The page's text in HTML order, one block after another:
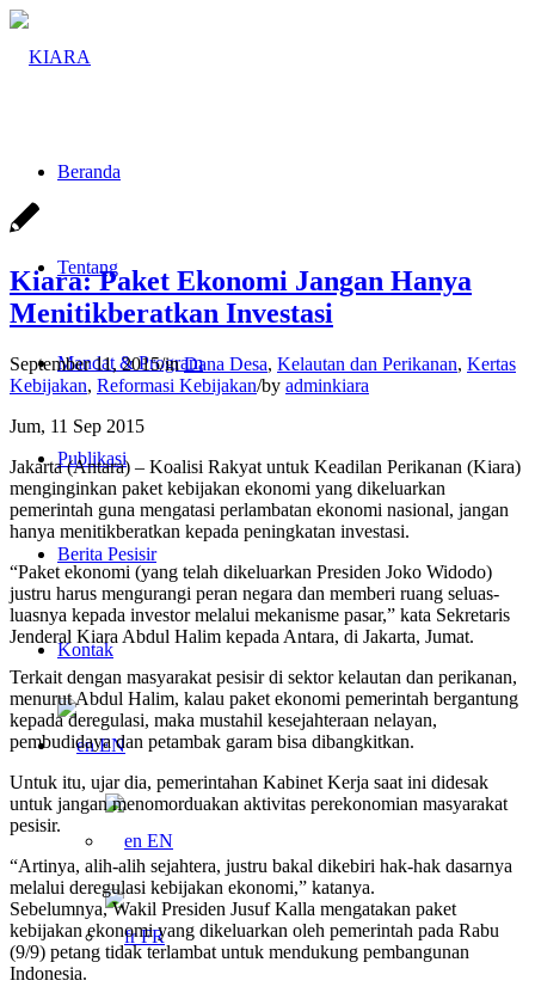
Beranda
Tentang
Mandat & Program
Publikasi
Berita Pesisir
Kontak
EN
EN
FR
Kiara: Paket Ekonomi Jangan Hanya
Menitikberatkan Investasi
September 11, 2015/inDana Desa, Kelautan dan Perikanan, Kertas
Kebijakan, Reformasi Kebijakan/by adminkiara
Jum, 11 Sep 2015
Jakarta (Antara) – Koalisi Rakyat untuk Keadilan Perikanan (Kiara)
menginginkan paket kebijakan ekonomi yang dikeluarkan
pemerintah guna mengatasi perlambatan ekonomi nasional, jangan
hanya menitikberatkan kepada peningkatan investasi.
“Paket ekonomi (yang telah dikeluarkan Presiden Joko Widodo)
justru harus mengurangi peran negara dan memberi ruang seluas-
luasnya kepada investor melalui mekanisme pasar,” kata Sekretaris
Jenderal Kiara Abdul Halim kepada Antara, di Jakarta, Jumat.
Terkait dengan masyarakat pesisir di sektor kelautan dan perikanan,
menurut Abdul Halim, kalau paket ekonomi pemerintah bergantung
kepada deregulasi, maka mustahil kesejahteraan nelayan,
pembudidaya dan petambak garam bisa dibangkitkan.
Untuk itu, ujar dia, pemerintahan Kabinet Kerja saat ini didesak
untuk jangan menomorduakan aktivitas perekonomian masyarakat
pesisir.
“Artinya, alih-alih sejahtera, justru bakal dikebiri hak-hak dasarnya
melalui deregulasi kebijakan ekonomi,” katanya.
Sebelumnya, Wakil Presiden Jusuf Kalla mengatakan paket
kebijakan ekonomi yang dikeluarkan oleh pemerintah pada Rabu
(9/9) petang tidak terlambat untuk mendukung pembangunan
Indonesia.